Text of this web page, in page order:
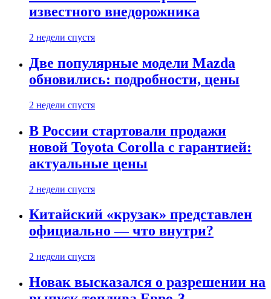
известного внедорожника
2 недели спустя
Две популярные модели Mazda
обновились: подробности, цены
2 недели спустя
В России стартовали продажи
новой Toyota Corolla с гарантией:
актуальные цены
2 недели спустя
Китайский «крузак» представлен
официально — что внутри?
2 недели спустя
Новак высказался о разрешении на